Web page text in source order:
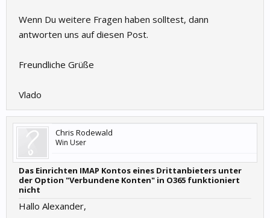
Wenn Du weitere Fragen haben solltest, dann
antworten uns auf diesen Post.
Freundliche Grüße
Vlado
Chris Rodewald
Win User
Das Einrichten IMAP Kontos eines Drittanbieters unter
der Option "Verbundene Konten" in O365 funktioniert
nicht
Hallo Alexander,